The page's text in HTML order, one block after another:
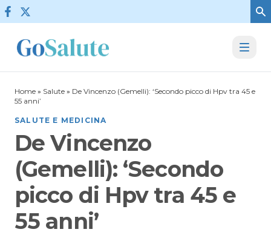
Vai al contenuto
Home » Salute » De Vincenzo (Gemelli): ‘Secondo picco di Hpv tra 45 e
55 anni’
SALUTE E MEDICINA
De Vincenzo
(Gemelli): ‘Secondo
picco di Hpv tra 45 e
55 anni’